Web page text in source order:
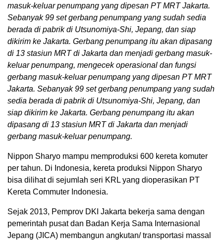
masuk-keluar penumpang yang dipesan PT MRT Jakarta.
Sebanyak 99 set gerbang penumpang yang sudah sedia
berada di pabrik di Utsunomiya-Shi, Jepang, dan siap
dikirim ke Jakarta. Gerbang penumpang itu akan dipasang
di 13 stasiun MRT di Jakarta dan menjadi gerbang masuk-
keluar penumpang, mengecek operasional dan fungsi
gerbang masuk-keluar penumpang yang dipesan PT MRT
Jakarta. Sebanyak 99 set gerbang penumpang yang sudah
sedia berada di pabrik di Utsunomiya-Shi, Jepang, dan
siap dikirim ke Jakarta. Gerbang penumpang itu akan
dipasang di 13 stasiun MRT di Jakarta dan menjadi
gerbang masuk-keluar penumpang.
Nippon Sharyo mampu memproduksi 600 kereta komuter
per tahun. Di Indonesia, kereta produksi Nippon Sharyo
bisa dilihat di sejumlah seri KRL yang dioperasikan PT
Kereta Commuter Indonesia.
Sejak 2013, Pemprov DKI Jakarta bekerja sama dengan
pemerintah pusat dan Badan Kerja Sama Internasional
Jepang (JICA) membangun angkutan/ transportasi massal